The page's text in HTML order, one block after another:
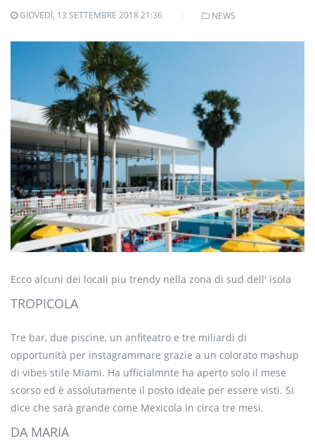
GIOVEDÌ, 13 SETTEMBRE 2018 21:36 NEWS
Ecco alcuni dei locali piu trendy nella zona di sud dell' isola
TROPICOLA
Tre bar, due piscine, un anfiteatro e tre miliardi di
opportunità per instagrammare grazie a un colorato mashup
di vibes stile Miami. Ha ufficialmnte ha aperto solo il mese
scorso ed è assolutamente il posto ideale per essere visti. Si
dice che sarà grande come Mexicola in circa tre mesi.
DA MARIA